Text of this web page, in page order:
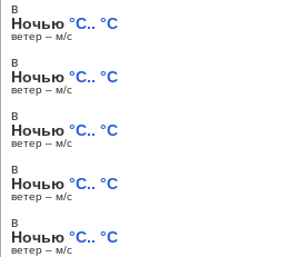
в
Ночью °C.. °C
ветер – м/c
в
Ночью °C.. °C
ветер – м/c
в
Ночью °C.. °C
ветер – м/c
в
Ночью °C.. °C
ветер – м/c
в
Ночью °C.. °C
ветер – м/c